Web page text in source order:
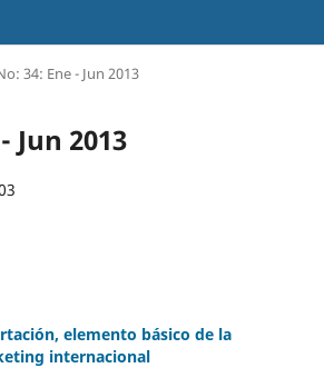
34: Ene - Jun 2013
Jun 2013
elemento básico de la
internacional